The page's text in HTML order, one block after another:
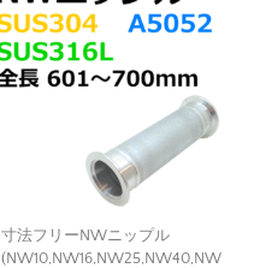
寸法フリーNWニップル
(NW10,NW16,NW25,NW40,NW